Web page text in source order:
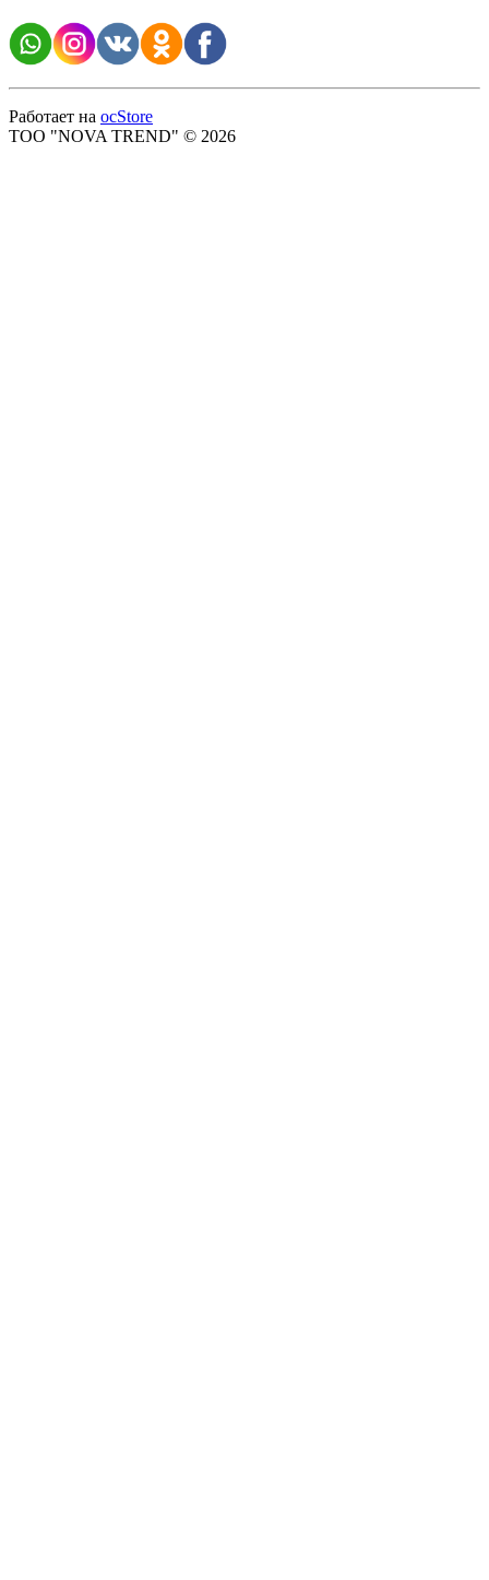
Работает на ocStore
ТОО "NOVA TREND" © 2026